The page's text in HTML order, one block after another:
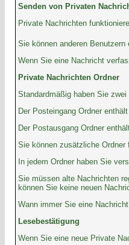
Senden von Privaten
Private Nachrichten
Sie können anderen
Wenn Sie eine Nachricht
Private Nachrichten Ordner
Standardmäßig haben Sie
Der Posteingang Ordner
Der Postausgang Ordner
Sie können zusätzliche
In jedem Ordner haben Sie
Sie müssen alte Nachrichten
können Sie keine neuen
Wann immer Sie eine
Lesebestätigung
Wenn Sie eine neue Private